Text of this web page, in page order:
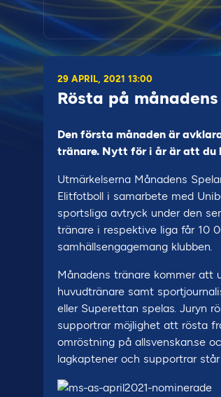
29 APRIL, 2021 13:00
Rösta på
Den första månaden är
tränare. Nytt för i år är att du
Utmärkelserna Månadens
Elitfotboll i samarbete med
sportsliga avtryck under den
tränare i respektive liga får 10
samhällsengagemang klubben.
Månadens tränare kommer att
huvudtränare samt
eller Superettan spelas. Juryn
supportrar möjlighet att rösta
omröstning på allsvenskan.se
lagkaptener och supportrar